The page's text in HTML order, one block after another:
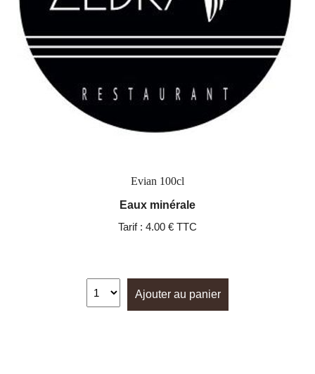
Evian 100cl
Eaux minérale
Tarif : 4.00 € TTC
Ajouter au panier